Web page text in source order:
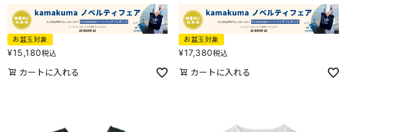
お盆玉対象
¥15,180税込
カートに入れる
お盆玉対象
¥17,380税込
カートに入れる